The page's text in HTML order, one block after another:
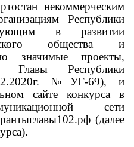
некоммерческим
Республики
в развитии
общества и
значимые проекты,
Главы Республики
№УГ-69), и
сайте конкурса в
сети
(далее